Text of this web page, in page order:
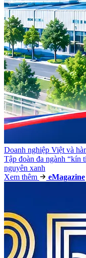
Doanh nghiệp Việt và
Tập đoàn đa ngành “kín
nguyên xanh
Xem thêm
eMagazine